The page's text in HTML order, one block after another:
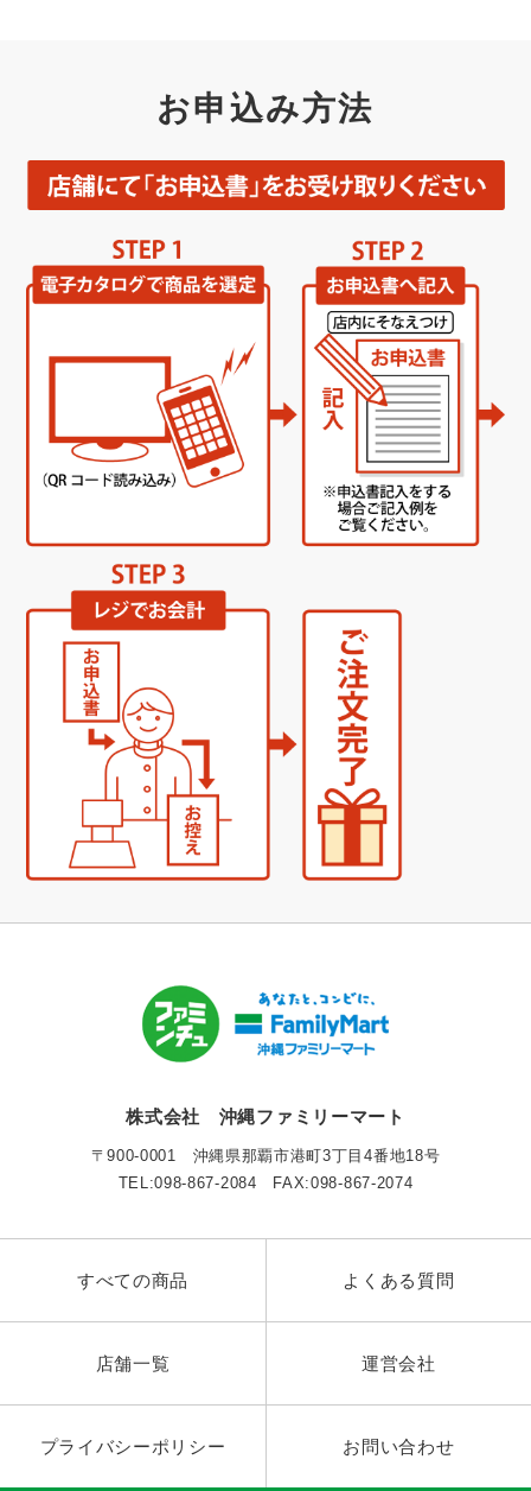
お申込み方法
株式会社 沖縄ファミリーマート
〒900-0001 沖縄県那覇市港町3丁目4番地18号
TEL:098-867-2084 FAX:098-867-2074
すべての商品 よくある質問
店舗一覧 運営会社
プライバシーポリシー お問い合わせ